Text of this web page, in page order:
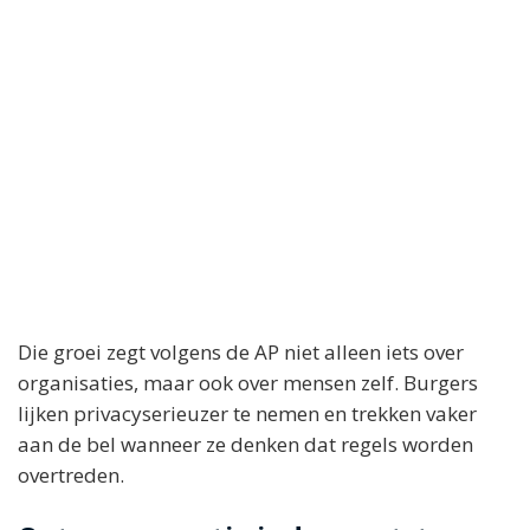
Die groei zegt volgens de AP niet alleen iets over
organisaties, maar ook over mensen zelf. Burgers
lijken privacyserieuzer te nemen en trekken vaker
aan de bel wanneer ze denken dat regels worden
overtreden.